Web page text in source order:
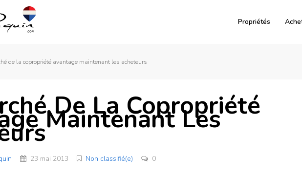
Propriétés
de la copropriété avantage maintenant les acheteurs
De La Copropriété
Maintenant Les
23 mai 2013 Non classifié(e) 0